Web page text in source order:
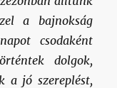
a bajnokság
csodaként
dolgok,
a jó szereplést,